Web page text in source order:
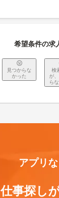
希望条件の求
見つからな
かった
検
が
ら
アプリ
仕事探し